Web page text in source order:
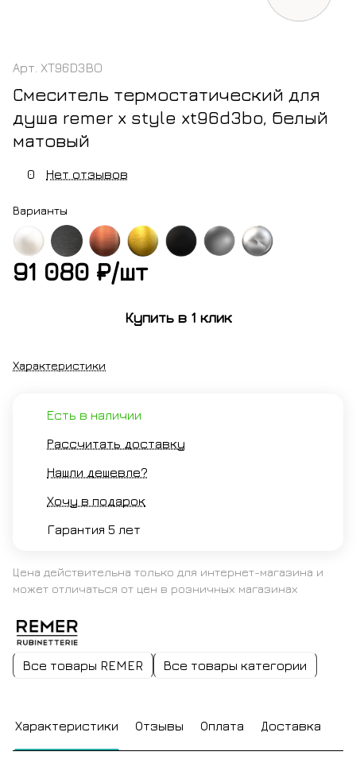
Арт. XT96D3BO
Смеситель термостатический для
душа remer x style xt96d3bo, белый
матовый
0 Нет отзывов
Варианты
черныймедь золоточерный
91 080 ₽/шт
Купить в 1 клик
Характеристики
Есть в наличии
Рассчитать доставку
Нашли дешевле?
Хочу в подарок
Гарантия 5 лет
Цена действительна только для интернет-магазина и
может отличаться от цен в розничных магазинах
Все товары REMER Все товары категории
Характеристики Отзывы Оплата Доставка